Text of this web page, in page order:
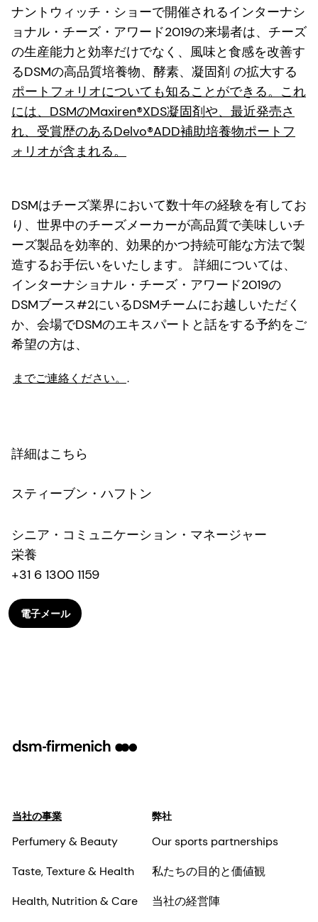
ナントウィッチ・ショーで開催されるインターナシ
ョナル・チーズ・アワード2019の来場者は、チーズ
の生産能力と効率だけでなく、風味と食感を改善す
るDSMの高品質培養物、酵素、凝固剤 の拡大する
ポートフォリオについても知ることができる。これ
には、DSMのMaxiren®XDS凝固剤や、最近発売さ
れ、受賞歴のあるDelvo®ADD補助培養物ポートフ
ォリオが含まれる。
DSMはチーズ業界において数十年の経験を有してお
り、世界中のチーズメーカーが高品質で美味しいチ
ーズ製品を効率的、効果的かつ持続可能な方法で製
造するお手伝いをいたします。 詳細については、
インターナショナル・チーズ・アワード2019の
DSMブース#2にいるDSMチームにお越しいただく
か、会場でDSMのエキスパートと話をする予約をご
希望の方は、
までご連絡ください。 .
詳細はこちら
スティーブン・ハフトン
シニア・コミュニケーション・マネージャー
栄養
+31 6 1300 1159
電子メール
当社の事業
Perfumery & Beauty
Taste, Texture & Health
Health, Nutrition & Care
弊社
Our sports partnerships
私たちの目的と価値観
当社の経営陣